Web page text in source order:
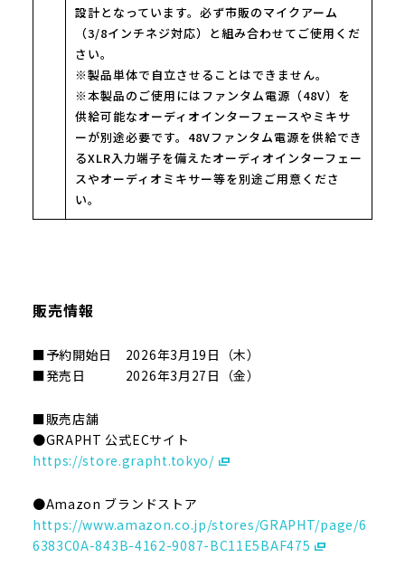
設計となっています。必ず市販のマイクアーム
（3/8インチネジ対応）と組み合わせてご使用くだ
さい。
※製品単体で自立させることはできません。
※本製品のご使用にはファンタム電源（48V）を
供給可能なオーディオインターフェースやミキサ
ーが別途必要です。48Vファンタム電源を供給でき
るXLR入力端子を備えたオーディオインターフェー
スやオーディオミキサー等を別途ご用意くださ
い。
販売情報
■予約開始日 2026年3月19日（木）
■発売日 2026年3月27日（金）
■販売店舗
●GRAPHT 公式ECサイト
https://store.grapht.tokyo/
●Amazon ブランドストア
https://www.amazon.co.jp/stores/GRAPHT/page/6
6383C0A-843B-4162-9087-BC11E5BAF475